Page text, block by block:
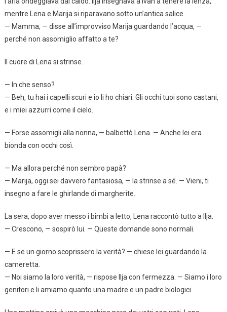
mentre Lena e Marija si riparavano sotto un’antica salice.
— Mamma, — disse all’improvviso Marija guardando l’acqua, —
perché non assomiglio affatto a te?
Il cuore di Lena si strinse.
— In che senso?
— Beh, tu hai i capelli scuri e io li ho chiari. Gli occhi tuoi sono castani,
e i miei azzurri come il cielo.
— Forse assomigli alla nonna, — balbettò Lena. — Anche lei era
bionda con occhi così.
— Ma allora perché non sembro papà?
— Marija, oggi sei davvero fantasiosa, — la strinse a sé. — Vieni, ti
insegno a fare le ghirlande di margherite.
La sera, dopo aver messo i bimbi a letto, Lena raccontò tutto a Ilja.
— Crescono, — sospirò lui. — Queste domande sono normali.
— E se un giorno scoprissero la verità? — chiese lei guardando la
cameretta.
— Noi siamo la loro verità, — rispose Ilja con fermezza. — Siamo i loro
genitori e li amiamo quanto una madre e un padre biologici.